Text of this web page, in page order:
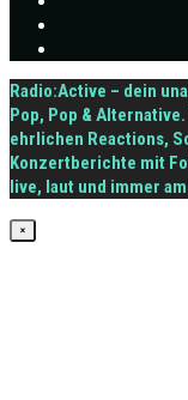
Radio:Active – dein
Pop, Pop &
ehrlichen Reactions,
Konzertberichte mit
live, laut und immer
×